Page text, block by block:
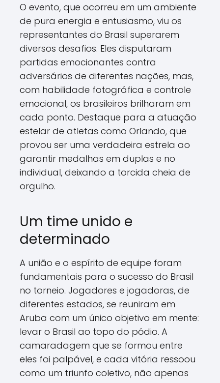
O evento, que ocorreu em um ambiente
de pura energia e entusiasmo, viu os
representantes do Brasil superarem
diversos desafios. Eles disputaram
partidas emocionantes contra
adversários de diferentes nações, mas,
com habilidade fotográfica e controle
emocional, os brasileiros brilharam em
cada ponto. Destaque para a atuação
estelar de atletas como Orlando, que
provou ser uma verdadeira estrela ao
garantir medalhas em duplas e no
individual, deixando a torcida cheia de
orgulho.
Um time unido e
determinado
A união e o espírito de equipe foram
fundamentais para o sucesso do Brasil
no torneio. Jogadores e jogadoras, de
diferentes estados, se reuniram em
Aruba com um único objetivo em mente:
levar o Brasil ao topo do pódio. A
camaradagem que se formou entre
eles foi palpável, e cada vitória ressoou
como um triunfo coletivo, não apenas